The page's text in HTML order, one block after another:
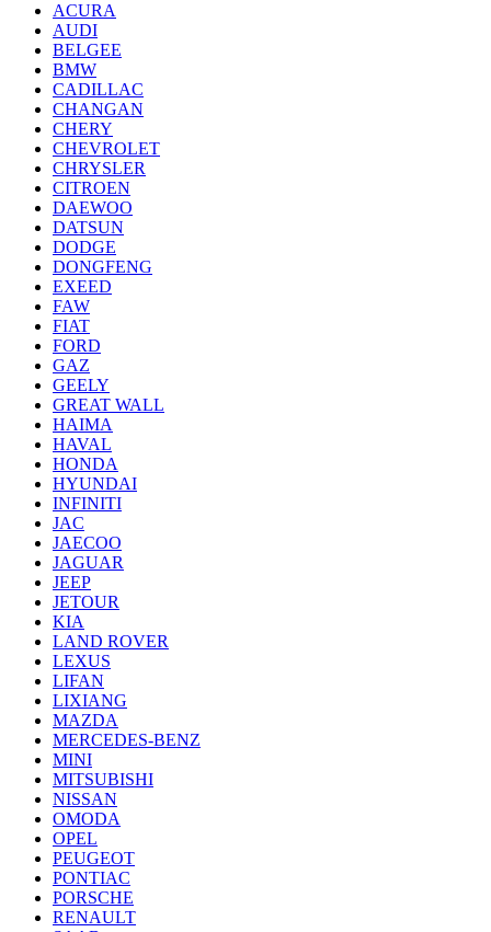
ACURA
AUDI
BELGEE
BMW
CADILLAC
CHANGAN
CHERY
CHEVROLET
CHRYSLER
CITROEN
DAEWOO
DATSUN
DODGE
DONGFENG
EXEED
FAW
FIAT
FORD
GAZ
GEELY
GREAT WALL
HAIMA
HAVAL
HONDA
HYUNDAI
INFINITI
JAC
JAECOO
JAGUAR
JEEP
JETOUR
KIA
LAND ROVER
LEXUS
LIFAN
LIXIANG
MAZDA
MERCEDES-BENZ
MINI
MITSUBISHI
NISSAN
OMODA
OPEL
PEUGEOT
PONTIAC
PORSCHE
RENAULT